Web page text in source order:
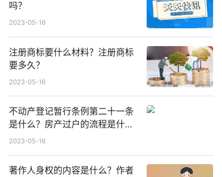
吗？
2023-05-16
注册商标要什么材料？注册商标
要多久？
2023-05-16
不动产登记暂行条例第二十一条
是什么？房产过户的流程是什
么？
2023-05-16
著作人身权的内容是什么？作者